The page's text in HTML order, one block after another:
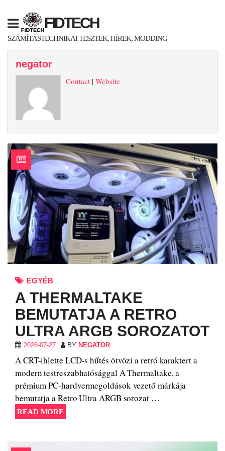
content
FIDTECH
SZÁMÍTÁSTECHNIKAI TESZTEK, HÍREK, MODDING
negator
Contact | Website
EGYÉB
A THERMALTAKE
BEMUTATJA A RETRO
ULTRA ARGB SOROZATOT
2026-07-27 BY NEGATOR
A CRT-ihlette LCD-s hűtés ötvözi a retró karaktert a
modern testreszabhatósággal A Thermaltake, a
prémium PC-hardvermegoldások vezető márkája
bemutatja a Retro Ultra ARGB sorozat …
READ MORE